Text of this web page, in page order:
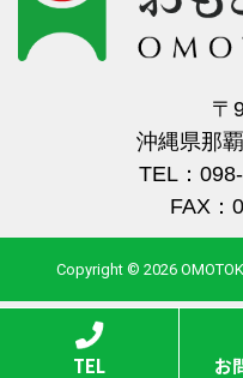
〒
沖縄県那
TEL：
FAX：
Copyright © 2026
TEL お